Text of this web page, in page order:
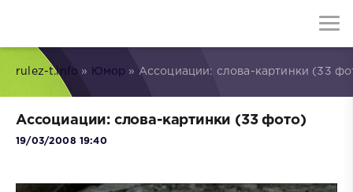
rulez-t.info » Юмор » Ассоциации: слова-картинки (33
Ассоциации: слова-картинки (33 фото)
19/03/2008 19:40